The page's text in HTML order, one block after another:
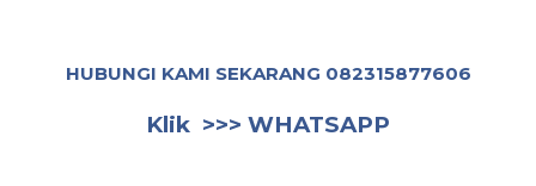
HUBUNGI KAMI SEKARANG 082315877606
Klik >>> WHATSAPP